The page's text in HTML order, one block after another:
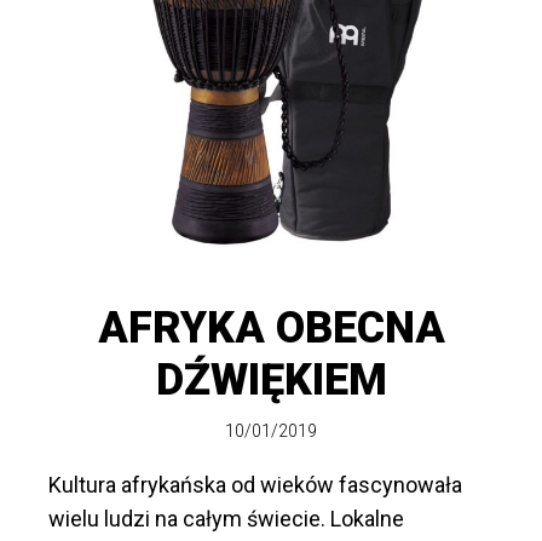
AFRYKA OBECNA
DŹWIĘKIEM
10/01/2019
Kultura afrykańska od wieków fascynowała
wielu ludzi na całym świecie. Lokalne